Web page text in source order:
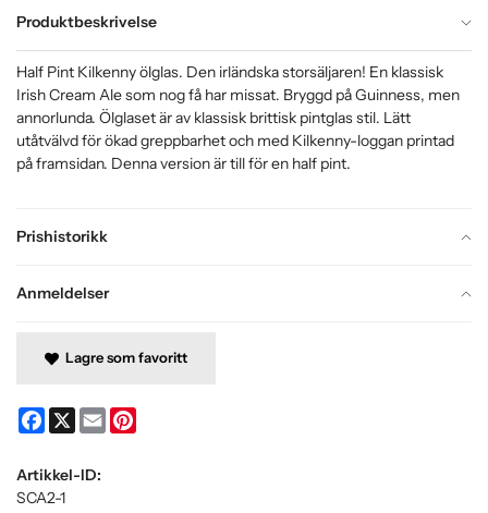
Produktbeskrivelse
Prishistorikk
Anmeldelser
Half Pint Kilkenny ölglas. Den irländska storsäljaren! En klassisk
Irish Cream Ale som nog få har missat. Bryggd på Guinness, men
annorlunda. Ölglaset är av klassisk brittisk pintglas stil. Lätt
utåtvälvd för ökad greppbarhet och med Kilkenny-loggan printad
på framsidan. Denna version är till för en half pint.
Lagre som favoritt
Facebook
X Email
Artikkel-ID:
SCA2-1